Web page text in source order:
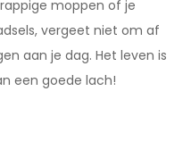
moppen of je
vergeet niet om af
aan je dag. Het leven is
een goede lach!